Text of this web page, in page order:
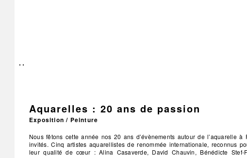
Aquarelles : 20 ans de passion
Exposition / Peinture
Nous fêtons cette année nos 20 ans d’évènements autour de l’aquarelle à
invités. Cinq artistes aquarellistes de renommée internationale, reconnus
leur qualité de cœur : Alina Casaverde, David Chauvin, Bénédicte Stef-